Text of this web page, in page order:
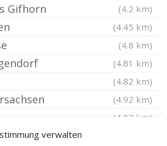
verwalten
Gifhorn (4.2 km)
(4.45 km)
(4.8 km)
(4.81 km)
(4.82 km)
(4.92 km)
(4.92 km)